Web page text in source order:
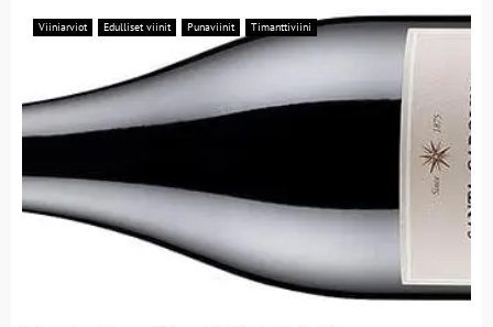
Viiniarviot Edulliset viinit Punaviinit Timanttiviini